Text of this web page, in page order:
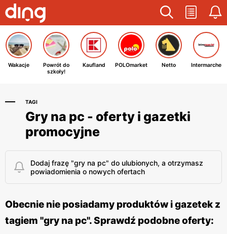
Wakacje
Powrót do
szkoły!
Kaufland POLOmarket Netto Intermarche
TAGI
Gry na pc - oferty i gazetki
promocyjne
Dodaj frazę "gry na pc" do ulubionych, a otrzymasz
powiadomienia o nowych ofertach
Obecnie nie posiadamy produktów i gazetek z
tagiem "gry na pc". Sprawdź podobne oferty: